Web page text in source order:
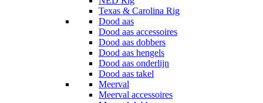
Texas & Carolina Rig
Dood aas
Dood aas accessoires
Dood aas dobbers
Dood aas hengels
Dood aas onderlijn
Dood aas takel
Meerval
Meerval accessoires